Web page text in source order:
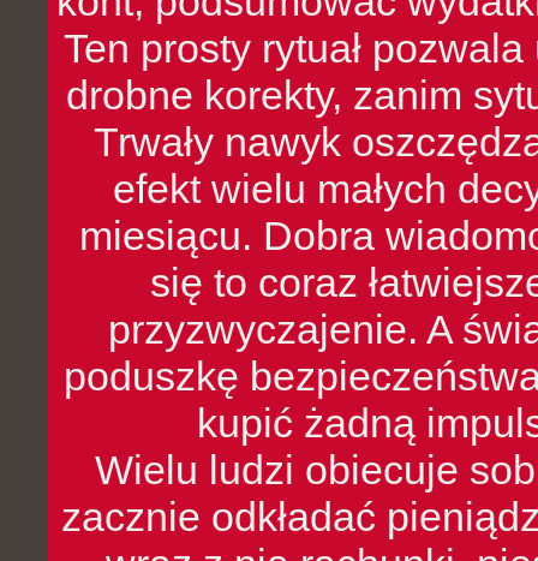
Ten prosty rytuał
drobne korekty, zanim
Trwały nawyk
efekt wielu małych
miesiącu. Dobra
się to coraz
przyzwyczajenie. A
poduszkę
kupić żadną
Wielu ludzi obiecuje
zacznie odkładać